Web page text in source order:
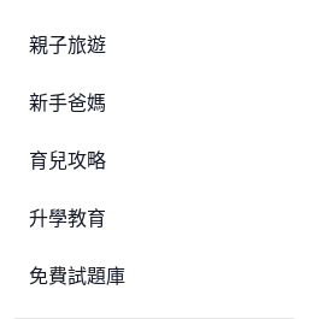
親子旅遊
新手爸媽
育兒攻略
升學教育
免費試題庫